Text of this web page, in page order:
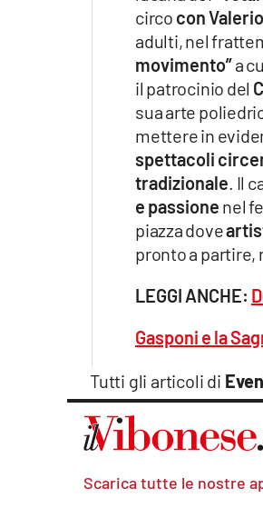
Tutti gli articoli di
circo con
adulti, nel
movimento”a
il patrocinio del
sua arte
mettere in
spettacoli
tradizionale . Il
e passione nel
piazza dove
pronto a partire,
LEGGI ANCHE:
Gasponi e la
Scarica tutte le nostre